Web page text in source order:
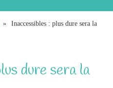
»
Inaccessibles : plus dure sera la
dure sera la